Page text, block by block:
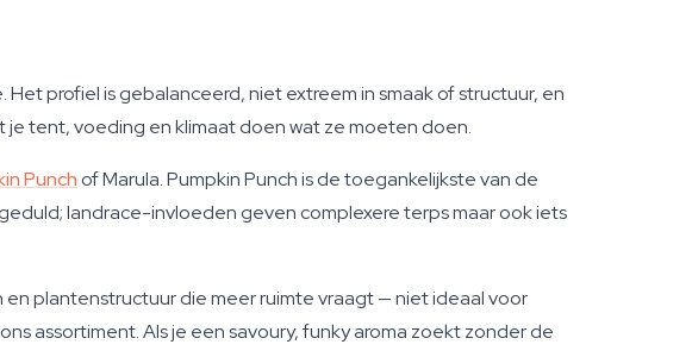
profiel is gebalanceerd, niet extreem in smaak of structuur, en
tent, voeding en klimaat doen wat ze moeten doen.
Punch of Marula. Pumpkin Punch is de toegankelijkste van de
landrace-invloeden geven complexere terps maar ook iets
plantenstructuur die meer ruimte vraagt — niet ideaal voor
assortiment. Als je een savoury, funky aroma zoekt zonder de